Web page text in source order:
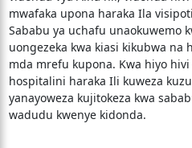
mwafaka upona haraka Ila
Sababu ya uchafu unaokuwemo
uongezeka kwa kiasi kikubwa na
mda mrefu kupona. Kwa hiyo
hospitalini haraka Ili kuweza
yanayoweza kujitokeza kwa
wadudu kwenye kidonda.